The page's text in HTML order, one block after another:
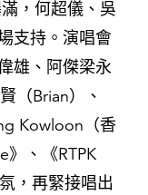
，何超儀、吳
支持。演唱會
雄、阿傑梁永
（Brian）、
Kowloon（香
、《RTPK
，再緊接唱出